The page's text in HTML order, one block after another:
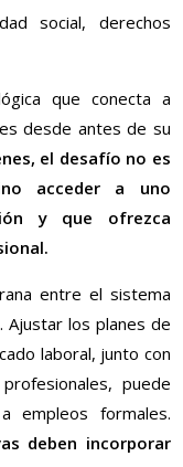
social, derechos
que conecta a
desde antes de su
el desafío no es
acceder a uno
y que ofrezca
entre el sistema
Ajustar los planes de
laboral, junto con
puede
empleos formales.
deben incorporar